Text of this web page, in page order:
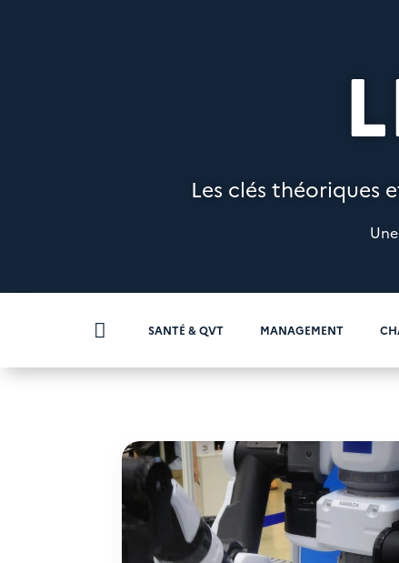
Les clés théoriques
 SANTÉ & QVT MANAGEMENT